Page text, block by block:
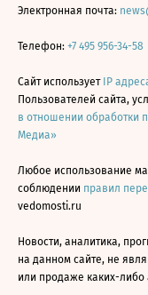
Электронная почта:
Телефон: +7 495 956-34-58
Сайт использует IP
Пользователей сайта,
в отношении обработки
Медиа»
Любое использование
соблюдении правил
vedomosti.ru
Новости, аналитика,
на данном сайте, не
или продаже каких-либо